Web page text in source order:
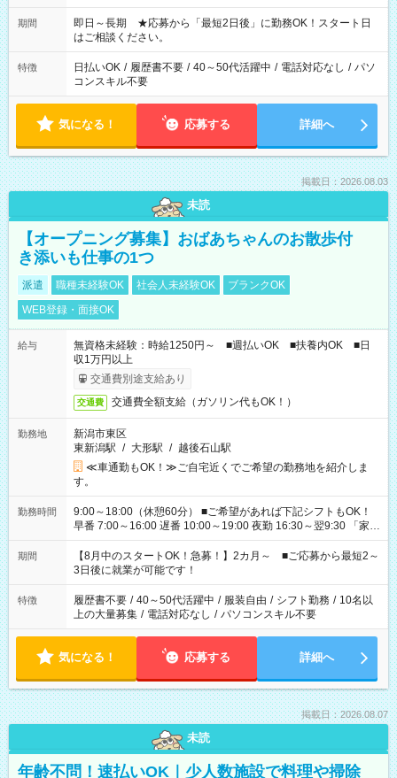
その他にも勤務時間多数！ 日勤のみ、残業なし、交替制など
ご希望を教えてください！
期間
即日～長期 ★応募から「最短2日後」に勤務OK！スタート日
はご相談ください。
特徴 日払いOK / 履歴書不要 / 40～50代活躍中 / 電話対応なし / パソ
コンスキル不要
気になる！ 応募する 詳細へ
掲載日：2026.08.03
未読
【オープニング募集】おばあちゃんのお散歩付
き添いも仕事の1つ
派遣 職種未経験OK 社会人未経験OK
ブランクOK
WEB登録・面接OK
給与
無資格未経験：時給1250円～ ■週払いOK ■扶養内OK ■日
収1万円以上
交通費別途支給あり
交通費 交通費全額支給（ガソリン代もOK！）
勤務地
新潟市東区
東新潟駅 / 大形駅 / 越後石山駅
≪車通勤もOK！≫ご自宅近くでご希望の勤務地を紹介しま
す。
勤務時間
9:00～18:00（休憩60分） ■ご希望があれば下記シフトもOK！
早番 7:00～16:00 遅番 10:00～19:00 夜勤 16:30～翌9:30 「家族
と休みを合わせたい」 「余裕を持って夕飯の準備がしたい」
「できれば残業はしたくない」 など、ご希望を教えてください
ね。 ※Wワーク希望の方へ 今ご覧のお仕事で希望する勤務時間
と、もう1つのお仕事の勤務時間。 合計で週40時間を超える場
合は応募できません。
期間
【8月中のスタートOK！急募！】2カ月～ ■ご応募から最短2～
3日後に就業が可能です！
特徴 履歴書不要 / 40～50代活躍中 / 服装自由 / シフト勤務 / 10名以
上の大量募集 / 電話対応なし / パソコンスキル不要
気になる！ 応募する 詳細へ
掲載日：2026.08.07
未読
年齢不問！速払いOK｜少人数施設で料理や掃除